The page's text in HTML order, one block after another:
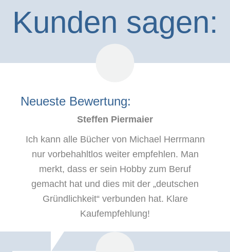
Kunden sagen:
Neueste Bewertung:
Steffen Piermaier
Ich kann alle Bücher von Michael Herrmann
nur vorbehahltlos weiter empfehlen. Man
merkt, dass er sein Hobby zum Beruf
gemacht hat und dies mit der „deutschen
Gründlichkeit“ verbunden hat. Klare
Kaufempfehlung!